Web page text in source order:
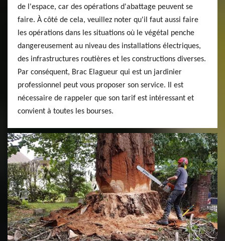
de l'espace, car des opérations d'abattage peuvent se
faire. À côté de cela, veuillez noter qu'il faut aussi faire
les opérations dans les situations où le végétal penche
dangereusement au niveau des installations électriques,
des infrastructures routières et les constructions diverses.
Par conséquent, Brac Elagueur qui est un jardinier
professionnel peut vous proposer son service. Il est
nécessaire de rappeler que son tarif est intéressant et
convient à toutes les bourses.